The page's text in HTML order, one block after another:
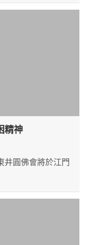
精神
井圓佛會將於江門